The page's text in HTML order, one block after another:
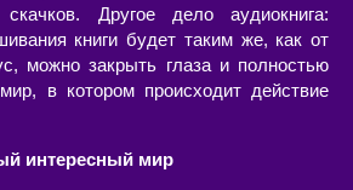
Другое дело аудиокнига:
книги будет таким же, как от
можно закрыть глаза и полностью
в котором происходит действие
интересный мир